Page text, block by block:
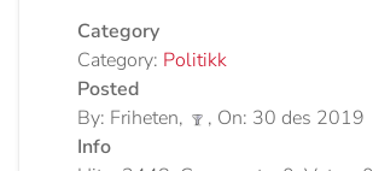
Category
Category: Politikk
Posted
By: Friheten,
, On: 30 des 2019
Info